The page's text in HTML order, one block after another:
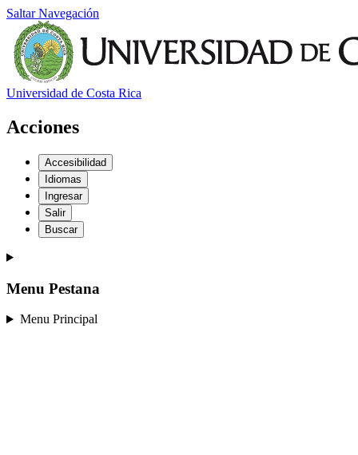
Saltar Navegación
Universidad de Costa Rica
Acciones
Accesibilidad
Idiomas
Ingresar
Salir
Buscar
Menu Pestana
Menu Principal